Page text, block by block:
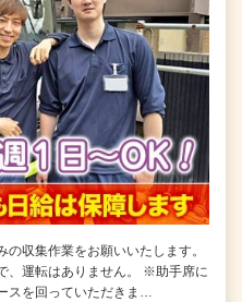
の収集作業をお願いいたします。
、運転はありません。 ※助手席に
スを回っていただきま…